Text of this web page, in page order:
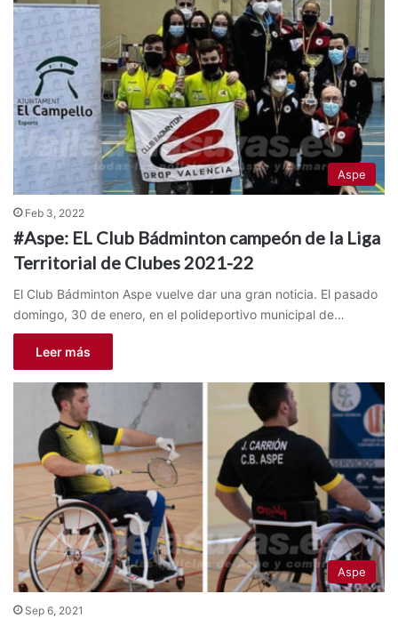
Aspe
Feb 3, 2022
#Aspe: EL Club Bádminton campeón de la Liga
Territorial de Clubes 2021-22
El Club Bádminton Aspe vuelve dar una gran noticia. El pasado
domingo, 30 de enero, en el polideportivo municipal de…
Leer más
Aspe
Sep 6, 2021